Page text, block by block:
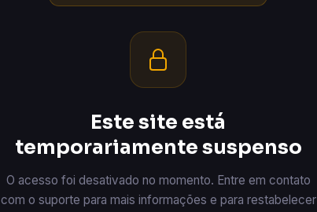
Este site está
temporariamente suspenso
O acesso foi desativado no momento. Entre em contato
com o suporte para mais informações e para restabelecer